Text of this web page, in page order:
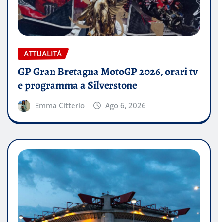
ATTUALITÀ
GP Gran Bretagna MotoGP 2026, orari tv
e programma a Silverstone
Emma Citterio Ago 6, 2026